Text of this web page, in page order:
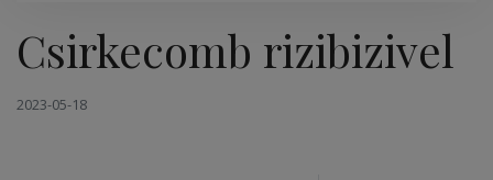
Csirkecomb rizibizivel
2023-05-18